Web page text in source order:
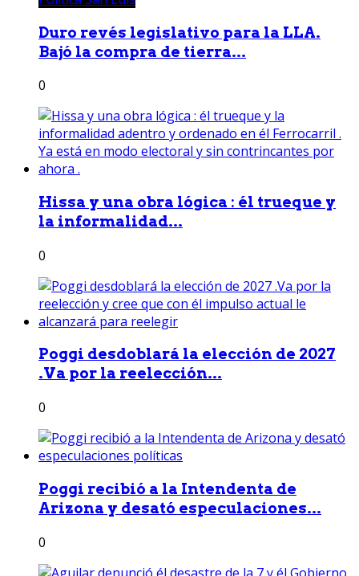
Duro revés legislativo para la LLA.
Bajó la compra de tierra...
0
Hissa y una obra lógica : él trueque y
la informalidad...
0
Poggi desdoblará la elección de 2027
.Va por la reelección...
0
Poggi recibió a la Intendenta de
Arizona y desató especulaciones...
0